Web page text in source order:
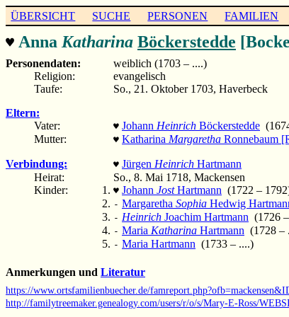
ÜBERSICHT SUCHE PERSONEN FAMILIEN
♥ Anna Katharina Böckerstedde
Personendaten:
weiblich (1703 – ....)
Religion:
evangelisch
Taufe:
So., 21. Oktober 1703, Haverbeck
Eltern:
Vater:
♥ Johann Heinrich Böckerstedde
Mutter:
♥ Katharina Margaretha Ronnebaum
Verbindung: ♥ Jürgen Heinrich Hartmann
Heirat:
So., 8. Mai 1718, Mackensen
Kinder:
♥ Johann JostHartmann (1722 –
- Margaretha Sophia Hedwig
- Heinrich Joachim Hartmann (1726
- Maria Katharina Hartmann (1728 –
- Maria Hartmann (1733 – ....)
Anmerkungen und Literatur
https://www.ortsfamilienbuecher.de/
http://familytreemaker.genealogy.com/users/r/o/s/Mary-E-Ross/